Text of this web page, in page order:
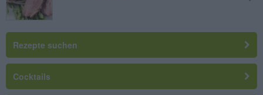
Rezepte suchen
Cocktails